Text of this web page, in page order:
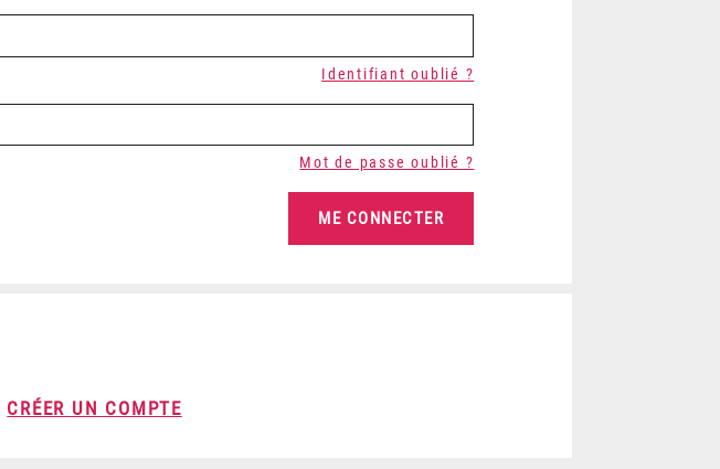
Identifiant oublié ?
Mot de passe oublié ?
CRÉER UN COMPTE